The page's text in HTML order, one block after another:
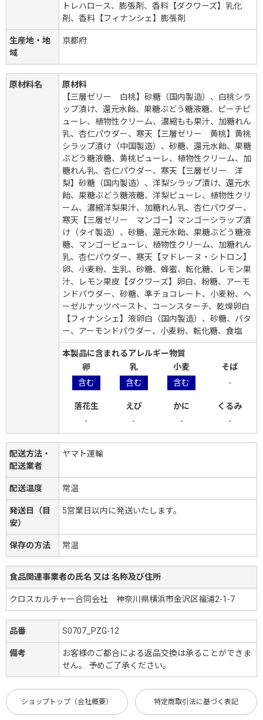
トレハロース、膨張剤、香料【ダクワーズ】乳化
剤、香料【フィナンシェ】膨張剤
生産地・地
域
京都府
原材料名
原材料
【三層ゼリー 白桃】砂糖（国内製造）、白桃シラ
ップ漬け、還元水飴、果糖ぶどう糖液糖、ピーチピ
ューレ、植物性クリーム、濃縮もも果汁、加糖れん
乳、杏仁パウダー、寒天【三層ゼリー 黄桃】黄桃
シラップ漬け（中国製造）、砂糖、還元水飴、果糖
ぶどう糖液糖、黄桃ピューレ、植物性クリーム、加
糖れん乳、杏仁パウダー、寒天【三層ゼリー 洋
梨】砂糖（国内製造）、洋梨シラップ漬け、還元水
飴、果糖ぶどう糖液糖、洋梨ピューレ、植物性クリ
ーム、濃縮洋梨果汁、加糖れん乳、杏仁パウダー、
寒天【三層ゼリー マンゴー】マンゴーシラップ漬
け（タイ製造）、砂糖、還元水飴、果糖ぶどう糖液
糖、マンゴーピューレ、植物性クリーム、加糖れん
乳、杏仁パウダー、寒天【マドレーヌ・シトロン】
卵、小麦粉、生乳、砂糖、蜂蜜、転化糖、レモン果
汁、レモン果皮【ダクワーズ】卵白、粉糖、アーモ
ンドパウダー、砂糖、準チョコレート、小麦粉、ヘ
ーゼルナッツペースト、コーンスターチ、乾燥卵白
【フィナンシェ】液卵白（国内製造）、砂糖、バタ
ー、アーモンドパウダー、小麦粉、転化糖、食塩
本製品に含まれるアレルギー物質
卵
乳 小麦
そば
含む
含む 含む -
落花生 えび かに
くるみ
-
- - -
配送方法・
配送業者
ヤマト運輸
配送温度 常温
発送日（目
安）
5営業日以内に発送いたします。
保存の方法 常温
食品関連事業者の氏名 又は 名称及び住所
クロスカルチャー合同会社 神奈川県横浜市金沢区福浦2-1-7
品番 S0707_PZG-12
備考
お客様のご都合による返品交換は承ることができま
せん。 予めご了承ください。
ショップトップ（会社概要） 特定商取引法に基づく表記